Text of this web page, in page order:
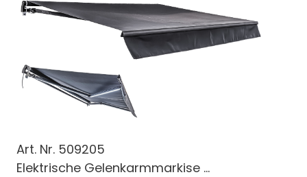
Art. Nr. 509205
Elektrische Gelenkarmmarkise ...